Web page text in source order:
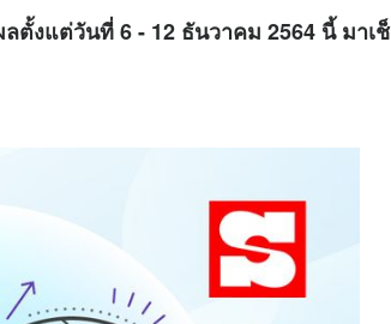
ตั้งแต่วันที่ 6 - 12 ธันวาคม 2564 นี้ มาเช็